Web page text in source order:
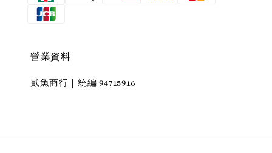
營業資料
貳魚商行｜統編 94715916